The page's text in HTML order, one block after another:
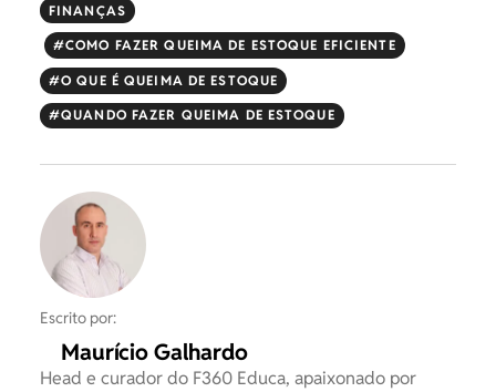
FINANÇAS
COMO FAZER QUEIMA DE ESTOQUE EFICIENTE
O QUE É QUEIMA DE ESTOQUE
QUANDO FAZER QUEIMA DE ESTOQUE
Escrito por:
Maurício Galhardo
Head e curador do F360 Educa, apaixonado por